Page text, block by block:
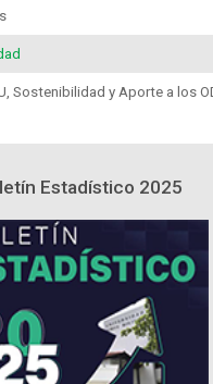
Sostenibilidad y Aporte a los
Estadístico 2025